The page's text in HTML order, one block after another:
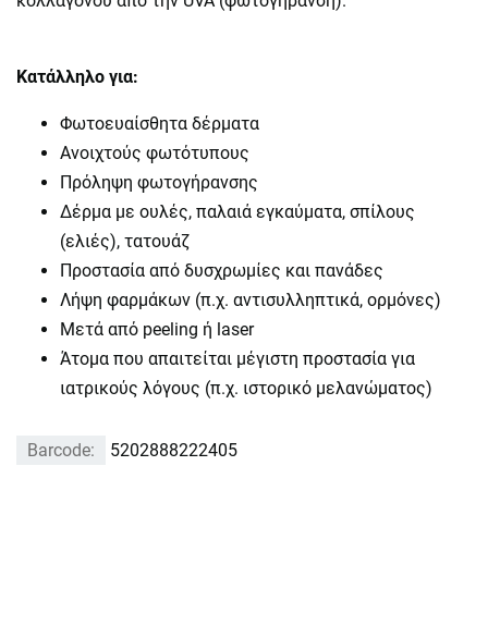
Κατάλληλο για:
Φωτοευαίσθητα δέρματα
Ανοιχτούς φωτότυπους
Πρόληψη φωτογήρανσης
Δέρμα με ουλές, παλαιά εγκαύματα, σπίλους
(ελιές), τατουάζ
Προστασία από δυσχρωμίες και πανάδες
Λήψη φαρμάκων (π.χ. αντισυλληπτικά, ορμόνες)
Μετά από peeling ή laser
Άτομα που απαιτείται μέγιστη προστασία για
ιατρικούς λόγους (π.χ. ιστορικό μελανώματος)
Barcode: 5202888222405